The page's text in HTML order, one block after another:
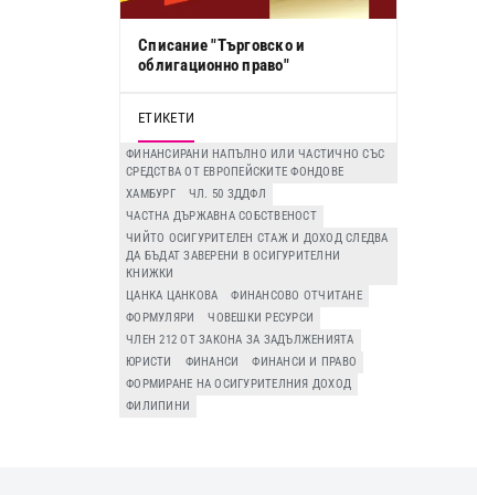
Списание "Търговско и
облигационно право"
ЕТИКЕТИ
ФИНАНСИРАНИ НАПЪЛНО ИЛИ ЧАСТИЧНО СЪС
СРЕДСТВА ОТ ЕВРОПЕЙСКИТЕ ФОНДОВЕ
ХАМБУРГ
ЧЛ. 50 ЗДДФЛ
ЧАСТНА ДЪРЖАВНА СОБСТВЕНОСТ
ЧИЙТО ОСИГУРИТЕЛЕН СТАЖ И ДОХОД СЛЕДВА
ДА БЪДАТ ЗАВЕРЕНИ В ОСИГУРИТЕЛНИ
КНИЖКИ
ЦАНКА ЦАНКОВА
ФИНАНСОВО ОТЧИТАНЕ
ФОРМУЛЯРИ
ЧОВЕШКИ РЕСУРСИ
ЧЛЕН 212 ОТ ЗАКОНА ЗА ЗАДЪЛЖЕНИЯТА
ЮРИСТИ
ФИНАНСИ
ФИНАНСИ И ПРАВО
ФОРМИРАНЕ НА ОСИГУРИТЕЛНИЯ ДОХОД
ФИЛИПИНИ